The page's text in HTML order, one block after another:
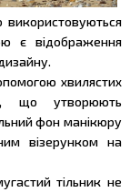
використовуються
є відображення
хвилястих
що утворюють
фон манікюру
візерунком на
тільник не